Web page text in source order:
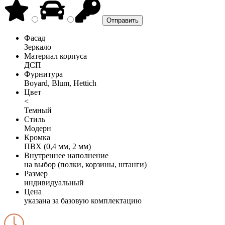
Фасад
Зеркало
Материал корпуса
ДСП
Фурнитура
Boyard, Blum, Hettich
Цвет
<
Темный
Стиль
Модерн
Кромка
ПВХ (0,4 мм, 2 мм)
Внутреннее наполнение
на выбор (полки, корзины, штанги)
Размер
индивидуальный
Цена
указана за базовую комплектацию